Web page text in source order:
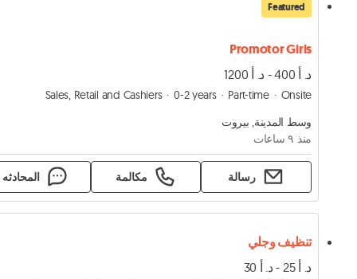
Featured
Promotor Girls
د. أ 400 - د. أ 1200
Sales, Retail and Cashiers 0-2 years Part-time
Onsite
وسط المدينة, بيروت
منذ ٩ ساعات
رسالة مكالمة المحادثه
تنظيف وجلي
د. أ 25 - د. أ 30